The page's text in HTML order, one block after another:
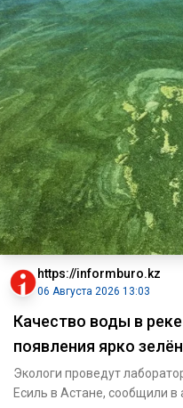
https://informburo.kz
06 Августа 2026 13:03
Качество воды в
появления ярко
Экологи проведут
Есиль в Астане, сообщили